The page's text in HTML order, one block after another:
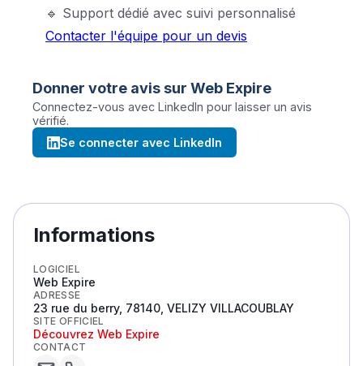
🔹 Support dédié avec suivi personnalisé
Contacter l'équipe pour un devis
Donner votre avis sur Web Expire
Connectez-vous avec LinkedIn pour laisser un avis
vérifié.
Se connecter avec LinkedIn
Informations
LOGICIEL
Web Expire
ADRESSE
23 rue du berry, 78140, VELIZY VILLACOUBLAY
SITE OFFICIEL
Découvrez Web Expire
CONTACT